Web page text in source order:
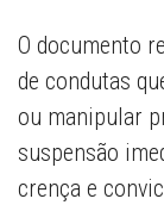
O documento
de condutas
ou manipular
suspensão
crença e